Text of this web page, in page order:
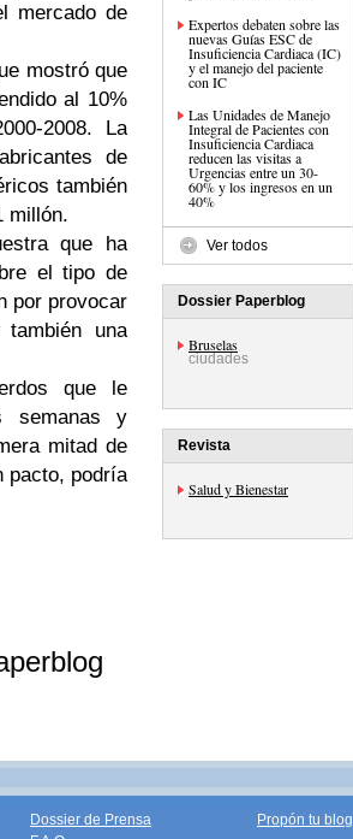
mercado de
mostró que
al 10%
2008. La
de
también
millón.
que ha
el tipo de
por provocar
también una
que le
semanas y
mitad de
pacto, podría
Expertos debaten sobre las
nuevas Guías ESC de
Insuficiencia Cardiaca (IC)
y el manejo del paciente
con IC
Las Unidades de Manejo
Integral de Pacientes con
Insuficiencia Cardiaca
reducen las visitas a
Urgencias entre un 30-
60% y los ingresos en un
40%
Ver todos
Dossier Paperblog
Bruselas
ciudades
Revista
Salud y Bienestar
Dossier de Prensa
Propón tu blog